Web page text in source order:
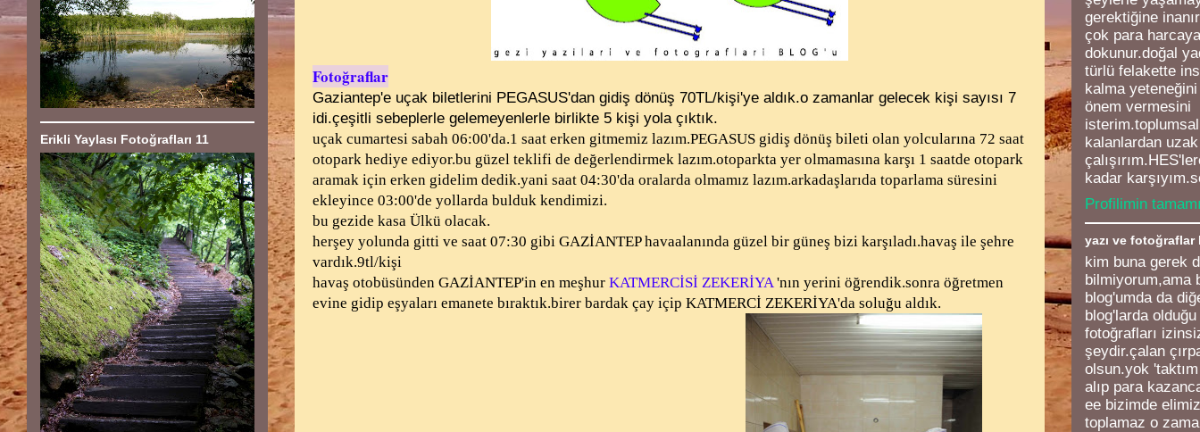
Fotoğraflar
Gaziantep'e uçak biletlerini PEGASUS'dan gidiş dönüş 70TL/kişi'ye aldık.o zamanlar gelecek kişi sayısı 7
idi.çeşitli sebeplerle gelemeyenlerle birlikte 5 kişi yola çıktık.
uçak cumartesi sabah 06:00'da.1 saat erken gitmemiz lazım.PEGASUS gidiş dönüş bileti olan yolcularına 72 saat
otopark hediye ediyor.bu güzel teklifi de değerlendirmek lazım.otoparkta yer olmamasına karşı 1 saatde otopark
aramak için erken gidelim dedik.yani saat 04:30'da oralarda olmamız lazım.arkadaşlarıda toparlama süresini
ekleyince 03:00'de yollarda bulduk kendimizi.
bu gezide kasa Ülkü olacak.
herşey yolunda gitti ve saat 07:30 gibi GAZİANTEP havaalanında güzel bir güneş bizi karşıladı.havaş ile şehre
vardık.9tl/kişi
havaş otobüsünden GAZİANTEP'in en meşhur KATMERCİSİ ZEKERİYA'nın yerini öğrendik.sonra öğretmen
evine gidip eşyaları emanete bıraktık.birer bardak çay içip KATMERCİ ZEKERİYA'da soluğu aldık.
Erikli Yaylası Fotoğrafları 11
gerektiğine
çok para
dokunur.doğal
türlü felakette
kalma
önem vermesini
kalanlardan
kadar
Profilimin
yazı ve fotoğraflar
kim buna gerek
bilmiyorum,ama
blog'umda da
blog'larda
fotoğrafları
şeydir.çalan
olsun.yok
alıp para
ee bizimde
toplamaz o